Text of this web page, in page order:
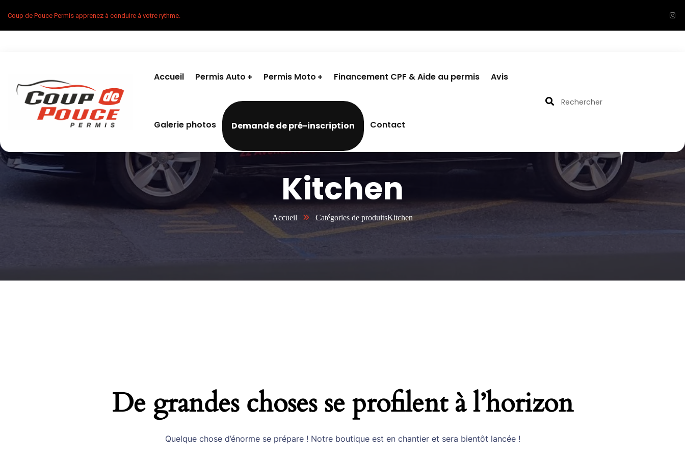
Coup de Pouce Permis apprenez à conduire à votre rythme.
Accueil Permis Auto Permis Moto Financement CPF & Aide au permis Avis
Galerie photos Demande de pré-inscription Contact
Kitchen
Accueil Catégories de produitsKitchen
De grandes choses se profilent à l’horizon
Quelque chose d’énorme se prépare ! Notre boutique est en chantier et sera bientôt lancée !